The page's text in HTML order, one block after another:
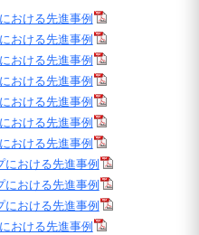
おける先進事例
おける先進事例
おける先進事例
おける先進事例
おける先進事例
おける先進事例
おける先進事例
おける先進事例
おける先進事例
おける先進事例
おける先進事例